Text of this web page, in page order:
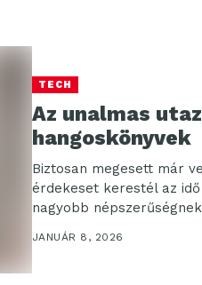
TECH
Az unalmas
hangoskönyvek
Biztosan megesett már
érdekeset kerestél az
nagyobb
meghallgathatsz...
JANUÁR 8, 2026